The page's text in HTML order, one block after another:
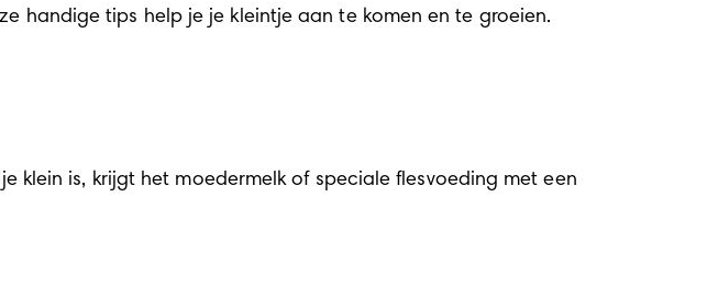
handige tips help je je kleintje aan te komen en te groeien.
klein is, krijgt het moedermelk of speciale flesvoeding met een